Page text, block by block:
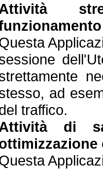
ad
traffico.
di